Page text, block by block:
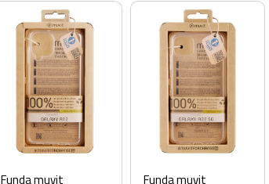
Funda muvit Funda muvit